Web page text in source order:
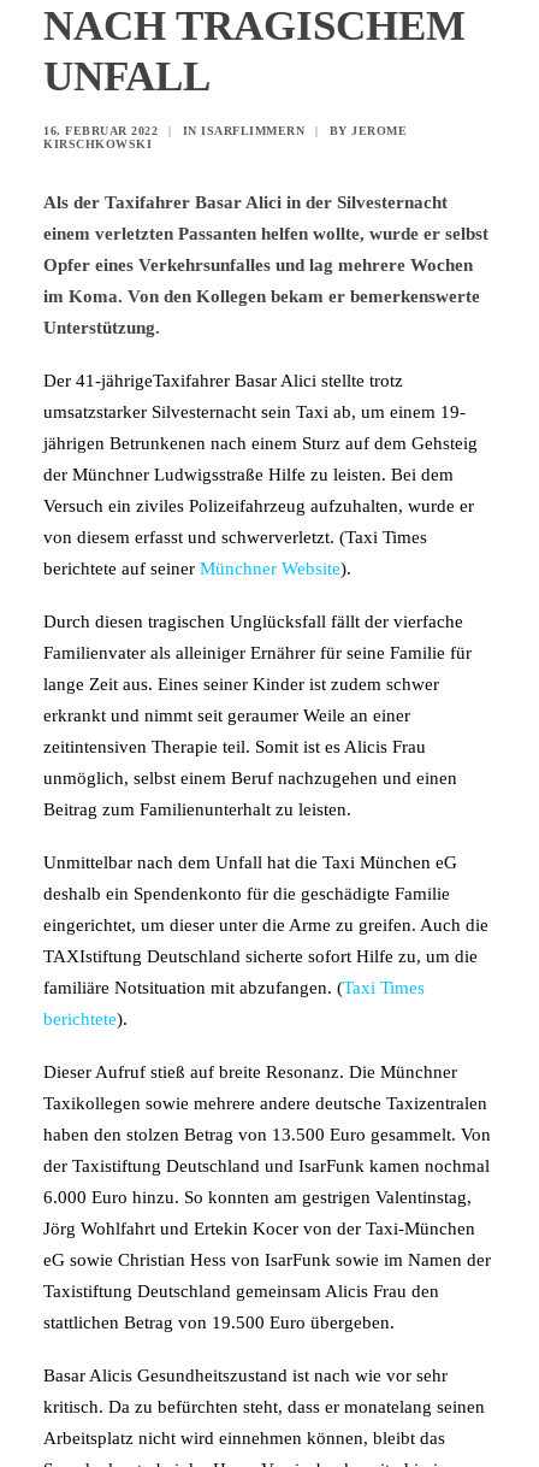
NACH TRAGISCHEM
UNFALL
16. FEBRUAR 2022 | IN ISARFLIMMERN | BY JEROME
KIRSCHKOWSKI
Als der Taxifahrer Basar Alici in der Silvesternacht
einem verletzten Passanten helfen wollte, wurde er selbst
Opfer eines Verkehrsunfalles und lag mehrere Wochen
im Koma. Von den Kollegen bekam er bemerkenswerte
Unterstützung.
Der 41-jährigeTaxifahrer Basar Alici stellte trotz
umsatzstarker Silvesternacht sein Taxi ab, um einem 19-
jährigen Betrunkenen nach einem Sturz auf dem Gehsteig
der Münchner Ludwigsstraße Hilfe zu leisten. Bei dem
Versuch ein ziviles Polizeifahrzeug aufzuhalten, wurde er
von diesem erfasst und schwerverletzt. (Taxi Times
berichtete auf seiner Münchner Website).
Durch diesen tragischen Unglücksfall fällt der vierfache
Familienvater als alleiniger Ernährer für seine Familie für
lange Zeit aus. Eines seiner Kinder ist zudem schwer
erkrankt und nimmt seit geraumer Weile an einer
zeitintensiven Therapie teil. Somit ist es Alicis Frau
unmöglich, selbst einem Beruf nachzugehen und einen
Beitrag zum Familienunterhalt zu leisten.
Unmittelbar nach dem Unfall hat die Taxi München eG
deshalb ein Spendenkonto für die geschädigte Familie
eingerichtet, um dieser unter die Arme zu greifen. Auch die
TAXIstiftung Deutschland sicherte sofort Hilfe zu, um die
familiäre Notsituation mit abzufangen. (Taxi Times
berichtete).
Dieser Aufruf stieß auf breite Resonanz. Die Münchner
Taxikollegen sowie mehrere andere deutsche Taxizentralen
haben den stolzen Betrag von 13.500 Euro gesammelt. Von
der Taxistiftung Deutschland und IsarFunk kamen nochmal
6.000 Euro hinzu. So konnten am gestrigen Valentinstag,
Jörg Wohlfahrt und Ertekin Kocer von der Taxi-München
eG sowie Christian Hess von IsarFunk sowie im Namen der
Taxistiftung Deutschland gemeinsam Alicis Frau den
stattlichen Betrag von 19.500 Euro übergeben.
Basar Alicis Gesundheitszustand ist nach wie vor sehr
kritisch. Da zu befürchten steht, dass er monatelang seinen
Arbeitsplatz nicht wird einnehmen können, bleibt das